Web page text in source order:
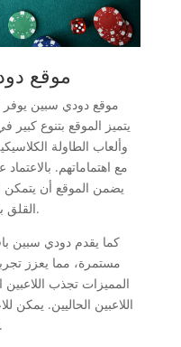
موقع
موقع دودي سبين يوفر
يتميز الموقع بتنوع كبير
وألعاب الطاولة
مع اهتماماتهم.
يضمن الموقع أن يتمكن
القلق بشأن المعلومات الشخصية أو المالية.
كما يقدم دودي سبين
مستمرة، مما يعزز
المميزات تجذب
اللاعبين الحاليين. يمكن
خصيصًا لتلبية احتياجاتهم ومتطلباتهم.